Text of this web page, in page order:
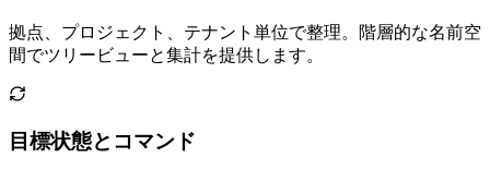
拠点、プロジェクト、テナント単位で整理。階層的な名前空
間でツリービューと集計を提供します。
目標状態とコマンド